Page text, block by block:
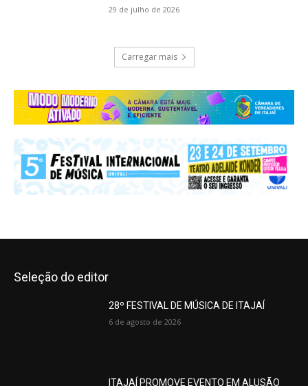
29 de julho de 2026
Carregar mais
Seleção do editor
28º FESTIVAL DE MÚSICA DE ITAJAÍ
6 de agosto de 2026
ITAJAÍ PROMOVE EVENTO EM ALUSÃO